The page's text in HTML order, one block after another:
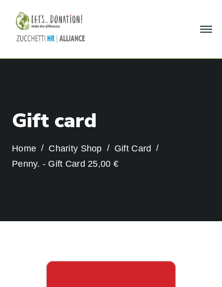
Gift card
Home Charity Shop
Gift Card
Penny. - Gift Card 25,00 €